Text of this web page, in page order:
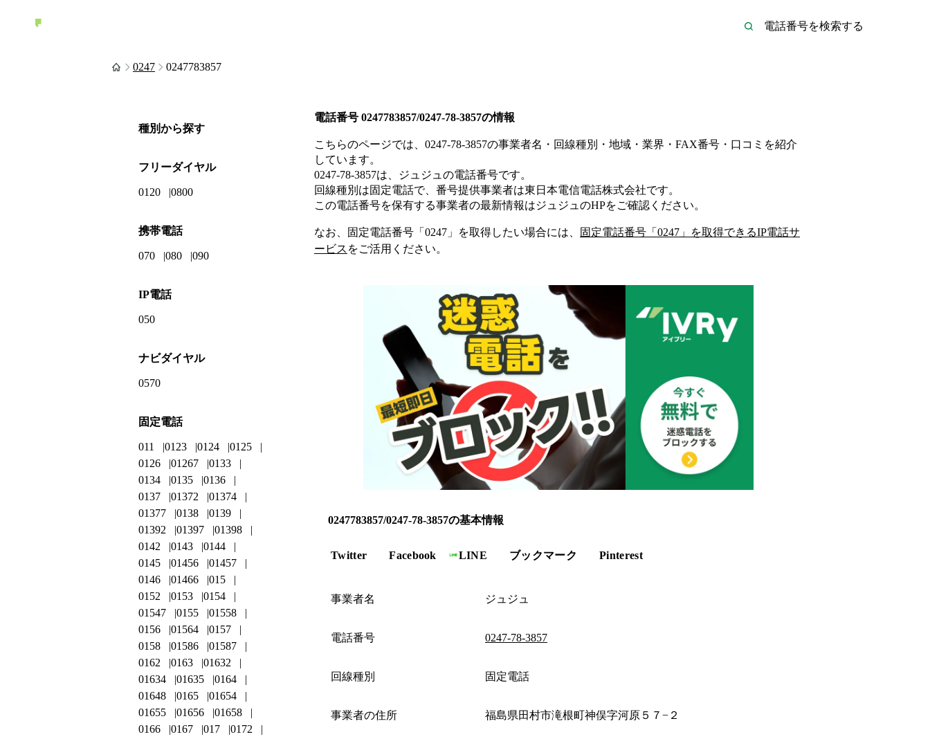
0247 0247783857
電話番号 0247783857/0247-78-3857の情報
こちらのページでは、 0247-78-3857の事業者名・回線種別・地域・業界・FAX番号・口コミを紹介
しています。
0247-78-3857は、 ジュジュ の電話番号です。
回線種別は固定電話で、番号提供事業者は東日本電信電話株式会社です。
この電話番号を保有する事業者の最新情報はジュジュ のHPをご確認ください。
なお、固定電話番号「 0247 」を取得したい場合には、 固定電話番号「 0247 」を取得できるIP電話サ
ービス をご活用ください。
0247783857/0247-78-3857の基本情報
Twitter Facebook LINE ブックマーク Pinterest
事業者名 ジュジュ
電話番号 0247-78-3857
回線種別 固定電話
事業者の住所 福島県田村市滝根町神俣字河原５７−２
種別から探す
フリーダイヤル
0120 0800
携帯電話
070 080 090
IP電話
050
ナビダイヤル
0570
固定電話
011 0123 0124
0125
0126
01267
0133
0134
0135
0136
0137
01372
01374
01377
0138
0139
01392
01397
01398
0142
0143
0144
0145
01456
01457
0146
01466
015
0152
0153
0154
01547
0155
01558
0156
01564
0157
0158
01586
01587
0162
0163
01632
01634
01635
0164
01648
0165
01654
01655
01656
01658
0166
0167 017
0172